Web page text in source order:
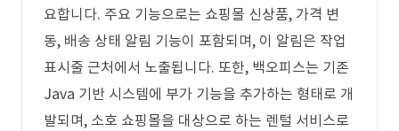
요합니다. 주요 기능으로는 쇼핑몰 신상품, 가격 변
동, 배송 상태 알림 기능이 포함되며, 이 알림은 작업
표시줄 근처에서 노출됩니다. 또한, 백오피스는 기존
Java 기반 시스템에 부가 기능을 추가하는 형태로 개
발되며, 소호 쇼핑몰을 대상으로 하는 렌털 서비스로